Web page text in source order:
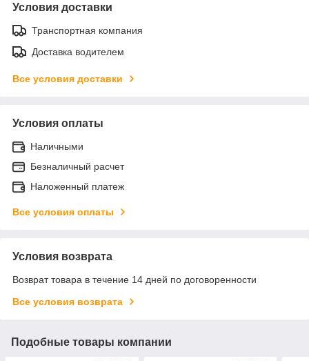
Условия доставки
Транспортная компания
Доставка водителем
Все условия доставки
Условия оплаты
Наличными
Безналичный расчет
Наложенный платеж
Все условия оплаты
Условия возврата
Возврат товара в течение 14 дней по договоренности
Все условия возврата
Подобные товары компании